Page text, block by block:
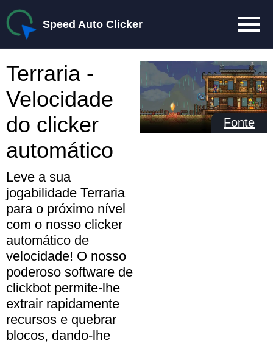
Speed Auto Clicker
Terraria -
Velocidade
do clicker
automático
Leve a sua
jogabilidade Terraria
para o próximo nível
com o nosso clicker
automático de
velocidade! O nosso
poderoso software de
clickbot permite-lhe
extrair rapidamente
recursos e quebrar
blocos, dando-lhe
Fonte